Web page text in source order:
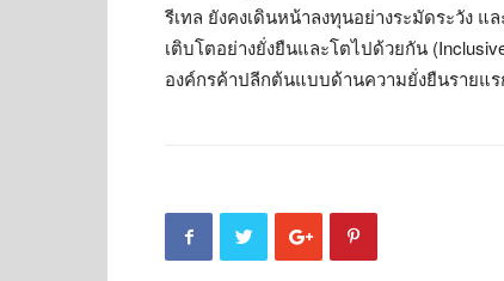
รีเทล ยังคงเดินหน้าลงทุนอย่างระมัดระวัง
เติบโตอย่างยั่งยืนและโตไปด้วยกัน
องค์กรค้าปลีกต้นแบบด้านความยั่งยืนรายแร